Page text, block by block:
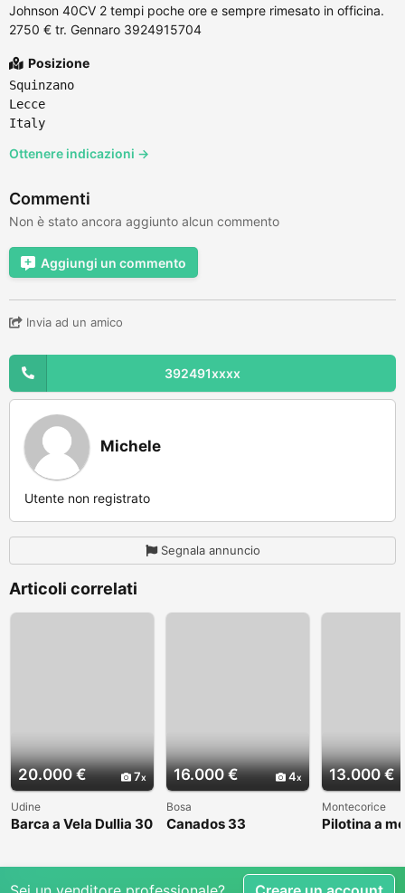
Johnson 40CV 2 tempi poche ore e sempre rimesato in officina.
2750 € tr. Gennaro 3924915704
Posizione
Squinzano
Lecce
Italy
Ottenere indicazioni →
Commenti
Non è stato ancora aggiunto alcun commento
Aggiungi un commento
Invia ad un amico
392491xxxx
Michele
Utente non registrato
Segnala annuncio
Articoli correlati
20.000 € 7
Udine
Barca a Vela Dullia 30
16.000 € 4
Bosa
Canados 33
13.000 €
Montecorice
Pilotina a